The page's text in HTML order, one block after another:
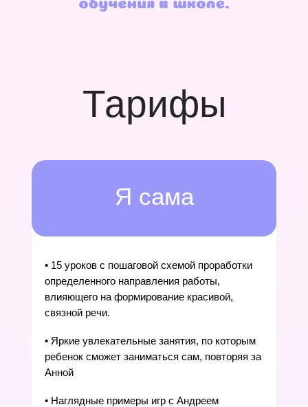
Я сама
• 15 уроков с пошаговой схемой проработки
определенного направления работы,
влияющего на формирование красивой,
связной речи.
• Яркие увлекательные занятия, по которым
ребенок сможет заниматься сам, повторяя за
Анной
• Наглядные примеры игр с Андреем
Тарифы